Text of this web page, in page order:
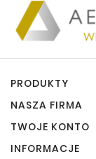
PRODUKTY
NASZA FIRMA
TWOJE KONTO
INFORMACJE